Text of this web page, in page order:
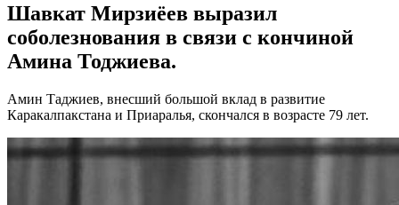
Шавкат Мирзиёев выразил
соболезнования в связи с кончиной
Амина Тоджиева.
Амин Таджиев, внесший большой вклад в развитие
Каракалпакстана и Приаралья, скончался в возрасте 79 лет.